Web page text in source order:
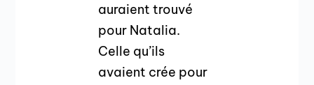
auraient trouvé
pour Natalia.
Celle qu’ils
avaient crée pour